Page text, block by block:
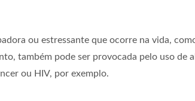
ou estressante que ocorre na vida,
também pode ser provocada pelo uso de
ou HIV, por exemplo.